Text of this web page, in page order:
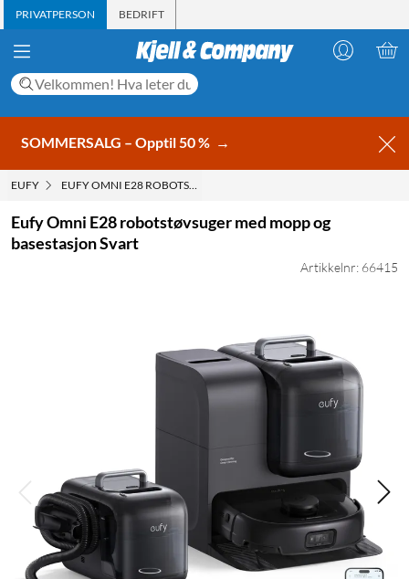
PRIVATPERSON BEDRIFT
SOMMERSALG – Opptil 50 % →
EUFY EUFY OMNI E28 ROBOTSTØVSUGER MED MOPP OG BASESTASJON
Eufy Omni E28 robotstøvsuger med mopp og
basestasjon Svart
Artikkelnr: 66415